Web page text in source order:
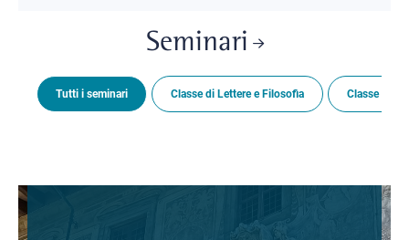
Seminari
Tutti i seminari Classe di Lettere e Filosofia Classe di